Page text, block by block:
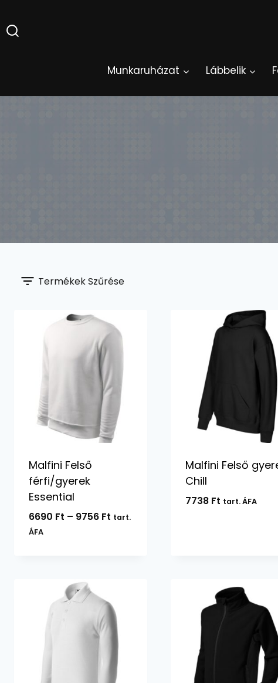
to
content
Munkaruházat Lábbelik
Termékek Szűrése
Malfini Felső
férfi/gyerek
Essential
6690 Ft – 9756 FtÁrtartomány:
tart.
ÁFA
Malfini Felső
Chill
7738 Ft tart. ÁFA